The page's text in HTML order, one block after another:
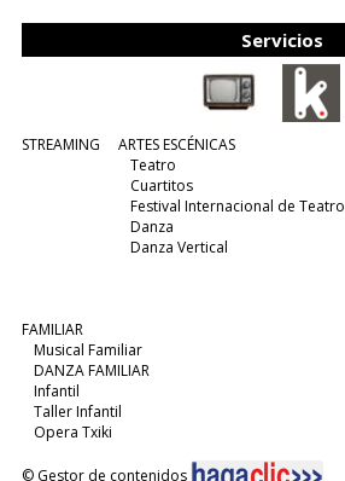
Servicios
STREAMING
ARTES ESCÉNICAS
Teatro
Cuartitos
Festival Internacional de Teatro
Danza
Danza Vertical
FAMILIAR
Musical Familiar
DANZA FAMILIAR
Infantil
Taller Infantil
Opera Txiki
© Gestor de contenidos